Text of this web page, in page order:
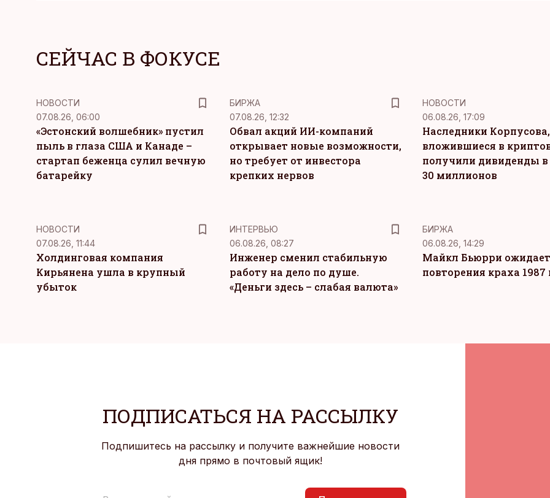
СЕЙЧАС В ФОКУСЕ
НОВОСТИ
07.08.26, 06:00
«Эстонский волшебник» пустил
пыль в глаза США и Канаде –
стартап беженца сулил вечную
батарейку
БИРЖА
07.08.26, 12:32
Обвал акций ИИ-компаний
открывает новые возможности,
но требует от инвестора
крепких нервов
НОВОСТИ
06.08.26, 17:09
Наследники Корпусова,
вложившиеся в
получили дивиденды в
30 миллионов
НОВОСТИ
07.08.26, 11:44
Холдинговая компания
Кирьянена ушла в крупный
убыток
ИНТЕРВЬЮ
06.08.26, 08:27
Инженер сменил стабильную
работу на дело по душе.
«Деньги здесь – слабая валюта»
БИРЖА
06.08.26, 14:29
Майкл Бьюрри ожидает
повторения краха 1987
ПОДПИСАТЬСЯ НА РАССЫЛКУ
Подпишитесь на рассылку и получите важнейшие новости
дня прямо в почтовый ящик!